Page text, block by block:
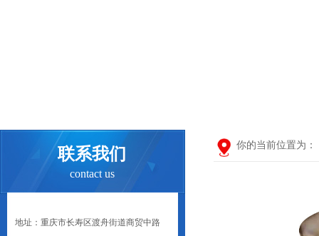
你的当前位置为：
联系我们
contact us
地址：重庆市长寿区渡舟街道商贸中路